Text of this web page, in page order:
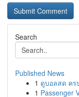
Search
Published News
1 ดูบอลสด ค
1 Passenger